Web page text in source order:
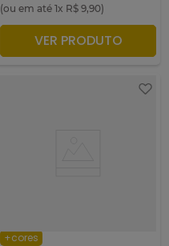
(ou em até 1x R$ 9,90)
ADICIONAR À SACOLA
VER PRODUTO
+cores